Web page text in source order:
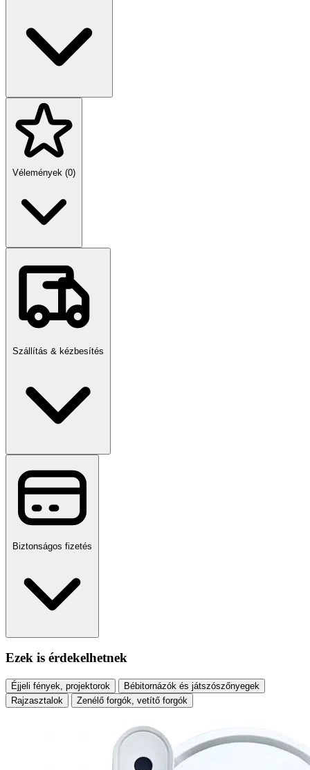
Vélemények (0)
Szállítás & kézbesítés
Biztonságos fizetés
Ezek is érdekelhetnek
Éjjeli fények, projektorok
Bébitornázók és játszószőnyegek
Rajzasztalok
Zenélő forgók, vetítő forgók